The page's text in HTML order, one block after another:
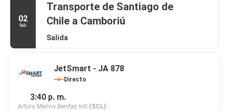
02
feb
Transporte de Santiago de
Chile a Camboriú
Salida
JetSmart - JA 878
Directo
3:40 p. m.
Arturo Merino Benitez Intl (SCL)